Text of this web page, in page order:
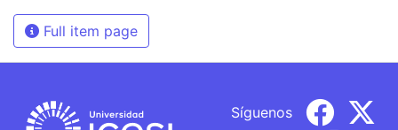
Full item page
Síguenos